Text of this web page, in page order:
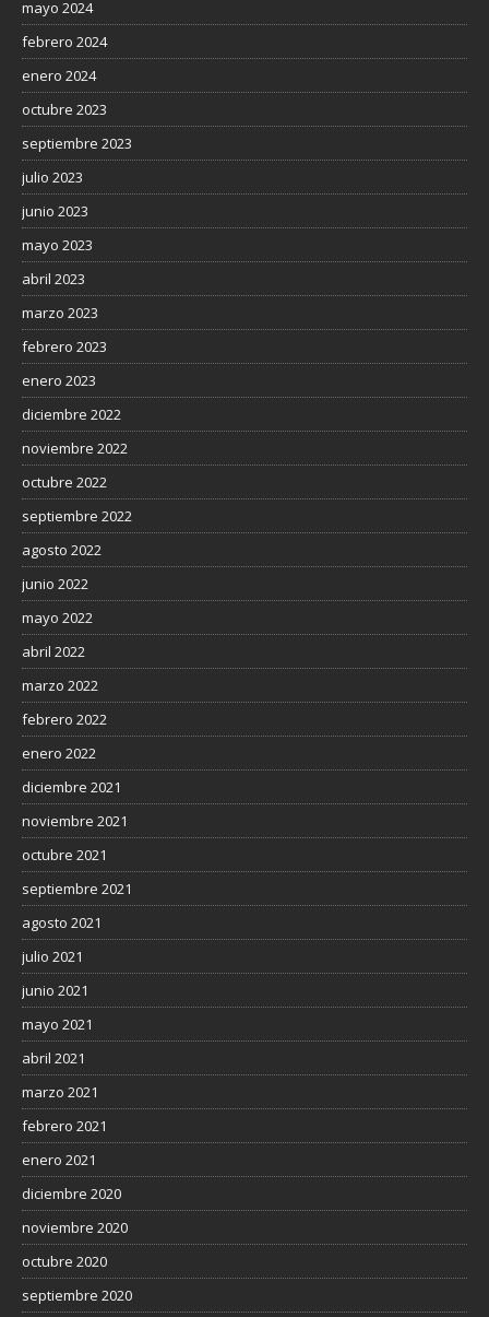
mayo 2024
febrero 2024
enero 2024
octubre 2023
septiembre 2023
julio 2023
junio 2023
mayo 2023
abril 2023
marzo 2023
febrero 2023
enero 2023
diciembre 2022
noviembre 2022
octubre 2022
septiembre 2022
agosto 2022
junio 2022
mayo 2022
abril 2022
marzo 2022
febrero 2022
enero 2022
diciembre 2021
noviembre 2021
octubre 2021
septiembre 2021
agosto 2021
julio 2021
junio 2021
mayo 2021
abril 2021
marzo 2021
febrero 2021
enero 2021
diciembre 2020
noviembre 2020
octubre 2020
septiembre 2020